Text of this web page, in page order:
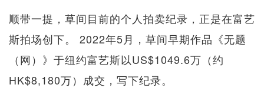
顺带一提，草间目前的个人拍卖纪录，正是在富艺
斯拍场创下。 2022年5月，草间早期作品《无题
（网）》于纽约富艺斯以US$1049.6万（约
HK$8,180万）成交，写下纪录。